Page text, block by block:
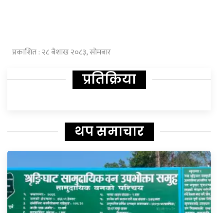
प्रकाशित : २८ बैशाख २०८३, सोमबार
प्रतिक्रिया
थप समाचार